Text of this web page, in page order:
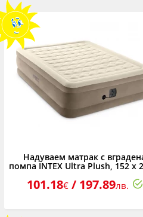
Надуваем матрак с
помпа INTEX Ultra Plush, 152 х
101.18€/ 197.89лв.